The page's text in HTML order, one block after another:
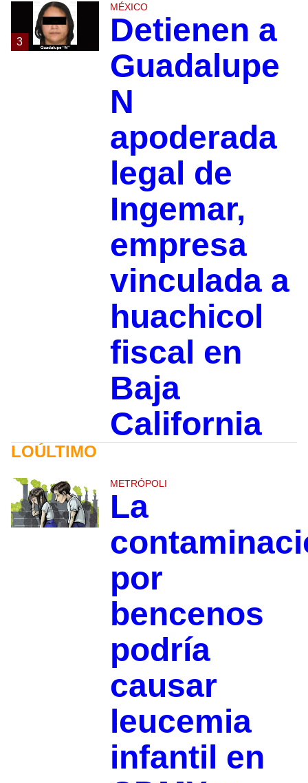
3
MÉXICO
Detienen a
Guadalupe
N
apoderada
legal de
Ingemar,
empresa
vinculada a
huachicol
fiscal en
Baja
California
LOÚLTIMO
METRÓPOLI
La
por
bencenos
podría
causar
leucemia
infantil en